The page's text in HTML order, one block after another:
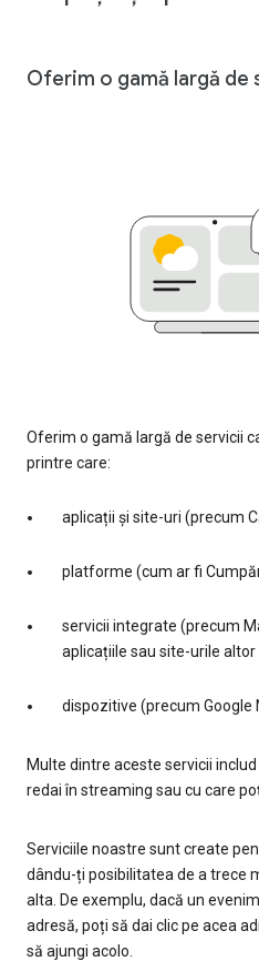
Oferim o gamă largă de
Oferim o gamă largă de servicii
printre care:
aplicații și site-uri (precum
platforme (cum ar fi
servicii integrate (precum
aplicațiile sau site-urile altor
dispozitive (precum Google
Multe dintre aceste servicii
redai în streaming sau cu care
Serviciile noastre sunt create
dându-ți posibilitatea de a trece
alta. De exemplu, dacă un
adresă, poți să dai clic pe acea
să ajungi acolo.